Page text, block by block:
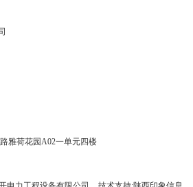
雅荷花园A02一单元四楼